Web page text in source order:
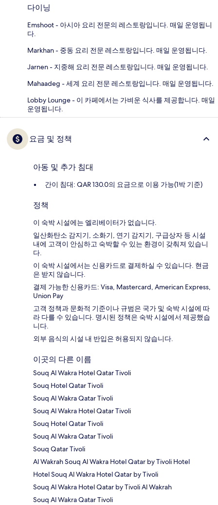
다이닝
Emshoot - 아시아 요리 전문의 레스토랑입니다. 매일 운영됩니
다.
Markhan - 중동 요리 전문 레스토랑입니다. 매일 운영됩니다.
Jarnen - 지중해 요리 전문 레스토랑입니다. 매일 운영됩니다.
Mahaadeg - 세계 요리 전문 레스토랑입니다. 매일 운영됩니다.
Lobby Lounge - 이 카페에서는 가벼운 식사를 제공합니다. 매일
운영됩니다.
요금 및 정책
아동 및 추가 침대
간이 침대: QAR 130.0의 요금으로 이용 가능(1박 기준)
정책
이 숙박 시설에는 엘리베이터가 없습니다.
일산화탄소 감지기, 소화기, 연기 감지기, 구급상자 등 시설
내에 고객이 안심하고 숙박할 수 있는 환경이 갖춰져 있습니
다.
이 숙박 시설에서는 신용카드로 결제하실 수 있습니다. 현금
은 받지 않습니다.
결제 가능한 신용카드: Visa, Mastercard, American Express,
Union Pay
고객 정책과 문화적 기준이나 규범은 국가 및 숙박 시설에 따
라 다를 수 있습니다. 명시된 정책은 숙박 시설에서 제공했습
니다.
외부 음식의 시설 내 반입은 허용되지 않습니다.
이곳의 다른 이름
Souq Al Wakra Hotel Qatar Tivoli
Souq Hotel Qatar Tivoli
Souq Al Wakra Qatar Tivoli
Souq Al Wakra Hotel Qatar Tivoli
Souq Hotel Qatar Tivoli
Souq Al Wakra Qatar Tivoli
Souq Qatar Tivoli
Al Wakrah Souq Al Wakra Hotel Qatar by Tivoli Hotel
Hotel Souq Al Wakra Hotel Qatar by Tivoli
Souq Al Wakra Hotel Qatar by Tivoli Al Wakrah
Souq Al Wakra Qatar Tivoli